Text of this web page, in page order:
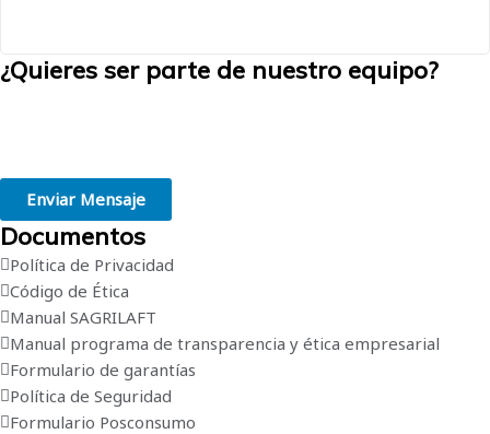
¿Quieres ser parte de nuestro equipo?
Enviar Mensaje
Documentos
Política de Privacidad
Código de Ética
Manual SAGRILAFT
Manual programa de transparencia y ética empresarial
Formulario de garantías
Política de Seguridad
Formulario Posconsumo